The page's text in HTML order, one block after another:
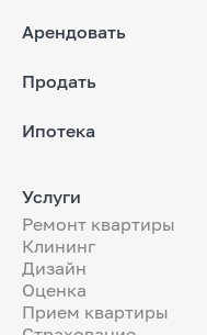
Арендовать
Продать
Ипотека
Услуги
Ремонт квартиры
Клининг
Дизайн
Оценка
Прием квартиры